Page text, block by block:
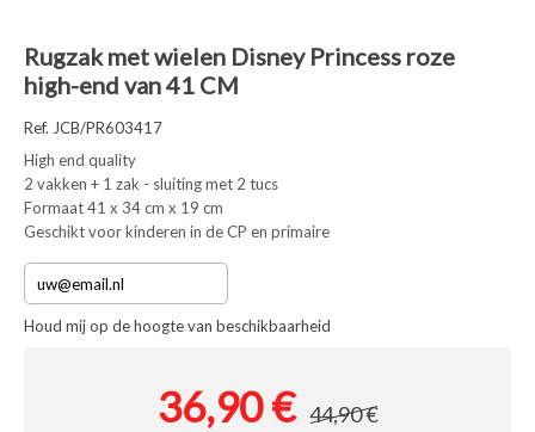
Rugzak met wielen Disney Princess roze
high-end van 41 CM
Ref. JCB/PR603417
High end quality
2 vakken + 1 zak - sluiting met 2 tucs
Formaat 41 x 34 cm x 19 cm
Geschikt voor kinderen in de CP en primaire
Houd mij op de hoogte van beschikbaarheid
36,90 € 44,90 €